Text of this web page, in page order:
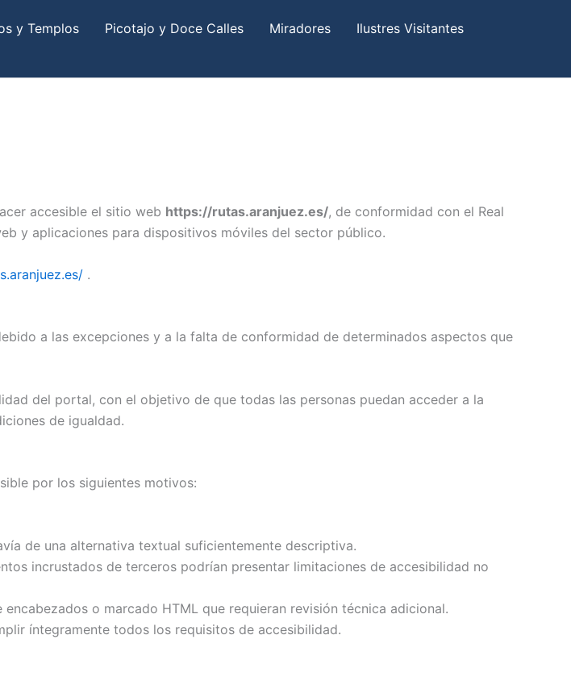
y Templos Picotajo y Doce Calles Miradores
Ilustres Visitantes
accesible el sitio web https://rutas.aranjuez.es/, de conformidad con el Real
y aplicaciones para dispositivos móviles del sector público.
.
a las excepciones y a la falta de conformidad de determinados aspectos que
del portal, con el objetivo de que todas las personas puedan acceder a la
de igualdad.
por los siguientes motivos:
de una alternativa textual suficientemente descriptiva.
incrustados de terceros podrían presentar limitaciones de accesibilidad no
o marcado HTML que requieran revisión técnica adicional.
íntegramente todos los requisitos de accesibilidad.